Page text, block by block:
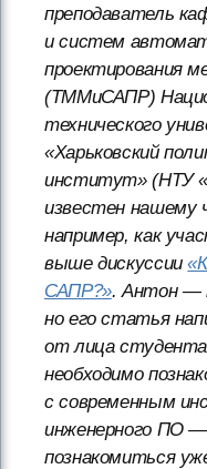
преподаватель
и систем
проектирования
(ТММиСАПР)
технического
«Харьковский
институт» (НТУ
известен нашему
например, как
выше дискуссии
САПР?». Антон —
но его статья
от лица
необходимо
с современным
инженерного ПО —
познакомиться